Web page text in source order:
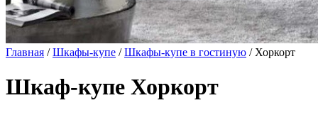
Главная /Шкафы-купе /Шкафы-купе в гостиную / Хоркорт
Шкаф-купе Хоркорт